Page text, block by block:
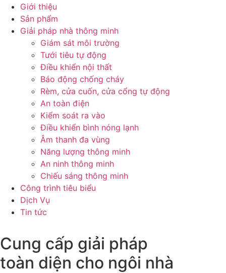
Giới thiệu
Sản phẩm
Giải pháp nhà thông minh
Giám sát môi trường
Tưới tiêu tự động
Điều khiển nội thất
Báo động chống cháy
Rèm, cửa cuốn, cửa cổng tự động
An toàn điện
Kiểm soát ra vào
Điều khiển bình nóng lạnh
Âm thanh đa vùng
Năng lượng thông minh
An ninh thông minh
Chiếu sáng thông minh
Công trình tiêu biểu
Dịch Vụ
Tin tức
Cung cấp giải pháp
toàn diện cho ngôi nhà